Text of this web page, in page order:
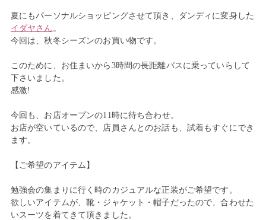
夏にもパーソナルショッピングさせて頂き、ダンディに変身した
イダヤさん 。
今回は、秋冬シーズンのお買い物です。
このために、お住まいから3時間の長距離バスに乗っていらして
下さいました。
感激!
今回も、お店オープンの11時に待ち合わせ。
お店が空いているので、店員さんとのお話も、試着もすぐにでき
ます。
【ご希望のアイテム】
勉強会の集まりに行く時のカジュアルな正装がご希望です。
欲しいアイテムが、靴・ジャケット・帽子だったので、合わせた
いスーツを着てきて頂きました。